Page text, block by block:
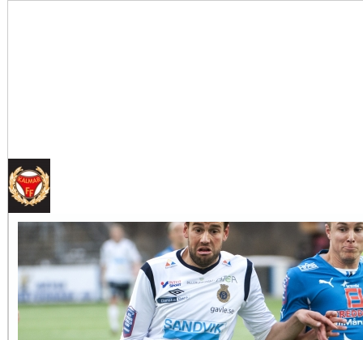
Tankar om KFFs framtid Efter förlusten borta mot AFC Eskilstuna är det...
Nystart med Nanne Så kom då det som väl alla väntat på och...
Image: